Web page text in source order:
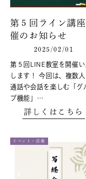
第５回ライン講
催のお知らせ
2025/02/01
第５回LINE教室を開催い
します！ 今回は、複数人
通話や会話を楽しむ「グ
プ機能」…
詳しくはこちら
イベント・活動